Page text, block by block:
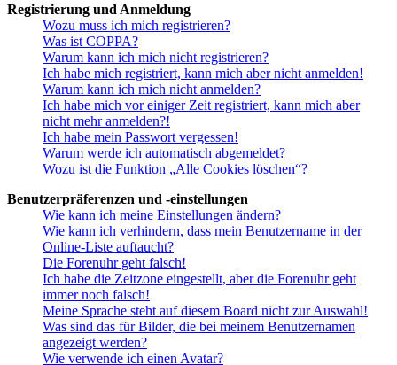
Registrierung und Anmeldung
Wozu muss ich mich registrieren?
Was ist COPPA?
Warum kann ich mich nicht registrieren?
Ich habe mich registriert, kann mich aber nicht anmelden!
Warum kann ich mich nicht anmelden?
Ich habe mich vor einiger Zeit registriert, kann mich aber
nicht mehr anmelden?!
Ich habe mein Passwort vergessen!
Warum werde ich automatisch abgemeldet?
Wozu ist die Funktion „Alle Cookies löschen“?
Benutzerpräferenzen und -einstellungen
Wie kann ich meine Einstellungen ändern?
Wie kann ich verhindern, dass mein Benutzername in der
Online-Liste auftaucht?
Die Forenuhr geht falsch!
Ich habe die Zeitzone eingestellt, aber die Forenuhr geht
immer noch falsch!
Meine Sprache steht auf diesem Board nicht zur Auswahl!
Was sind das für Bilder, die bei meinem Benutzernamen
angezeigt werden?
Wie verwende ich einen Avatar?